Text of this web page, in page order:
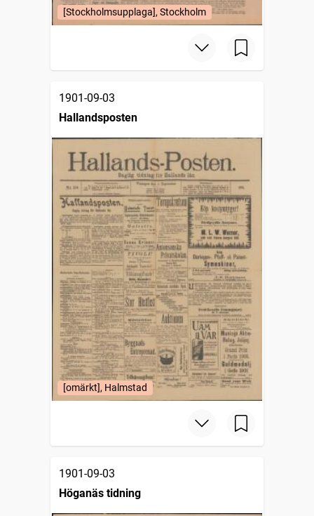
[Stockholmsupplaga], Stockholm
1901-09-03
Hallandsposten
[omärkt], Halmstad
1901-09-03
Höganäs tidning